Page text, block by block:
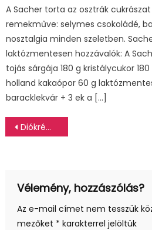
A Sacher torta az osztrák
remekműve: selymes csokoládé,
nosztalgia minden szeletben.
laktózmentesen hozzávalók: A
tojás sárgája 180 g kristálycukor
holland kakaópor 60 g
baracklekvár + 3 ek a […]
Bejegyzés
Diókrém tortához és süteményekhez (rumos diókrém)
Vélemény, hozzászólás?
Az e-mail címet nem tesszük
mezőket * karakterrel jelöltük